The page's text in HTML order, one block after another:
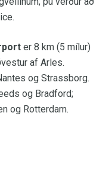
er 8 km (5 mílur)
af Arles.
og Strassborg.
og Bradford;
og Rotterdam.